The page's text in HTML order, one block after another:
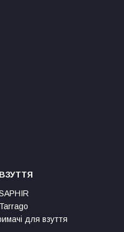
для взуття